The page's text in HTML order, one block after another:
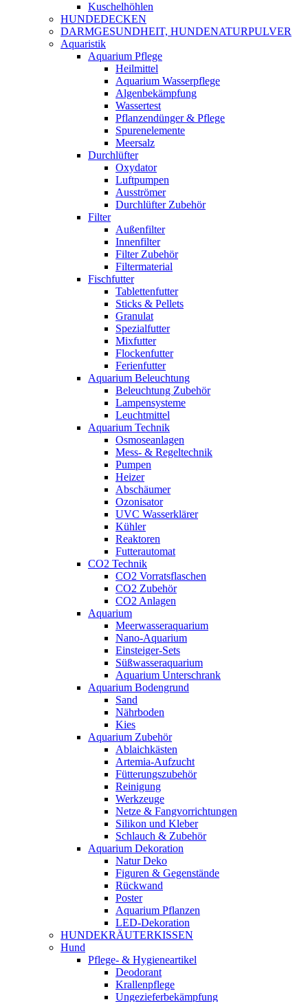
Kuschelhöhlen
HUNDEDECKEN
DARMGESUNDHEIT, HUNDENATURPULVER
Aquaristik
Aquarium Pflege
Heilmittel
Aquarium Wasserpflege
Algenbekämpfung
Wassertest
Pflanzendünger & Pflege
Spurenelemente
Meersalz
Durchlüfter
Oxydator
Luftpumpen
Ausströmer
Durchlüfter Zubehör
Filter
Außenfilter
Innenfilter
Filter Zubehör
Filtermaterial
Fischfutter
Tablettenfutter
Sticks & Pellets
Granulat
Spezialfutter
Mixfutter
Flockenfutter
Ferienfutter
Aquarium Beleuchtung
Beleuchtung Zubehör
Lampensysteme
Leuchtmittel
Aquarium Technik
Osmoseanlagen
Mess- & Regeltechnik
Pumpen
Heizer
Abschäumer
Ozonisator
UVC Wasserklärer
Kühler
Reaktoren
Futterautomat
CO2 Technik
CO2 Vorratsflaschen
CO2 Zubehör
CO2 Anlagen
Aquarium
Meerwasseraquarium
Nano-Aquarium
Einsteiger-Sets
Süßwasseraquarium
Aquarium Unterschrank
Aquarium Bodengrund
Sand
Nährboden
Kies
Aquarium Zubehör
Ablaichkästen
Artemia-Aufzucht
Fütterungszubehör
Reinigung
Werkzeuge
Netze & Fangvorrichtungen
Silikon und Kleber
Schlauch & Zubehör
Aquarium Dekoration
Natur Deko
Figuren & Gegenstände
Rückwand
Poster
Aquarium Pflanzen
LED-Dekoration
HUNDEKRÄUTERKISSEN
Hund
Pflege- & Hygieneartikel
Deodorant
Krallenpflege
Ungezieferbekämpfung